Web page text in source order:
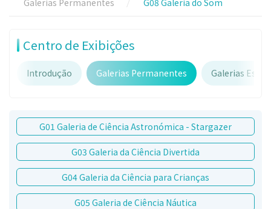
Galerias Permanentes
G08 Galeria do Som
Centro de Exibições
Introdução Galerias Permanentes Galerias
G01 Galeria de Ciência Astronómica - Stargazer
G03 Galeria da Ciência Divertida
G04 Galeria da Ciência para Crianças
G05 Galeria de Ciência Náutica